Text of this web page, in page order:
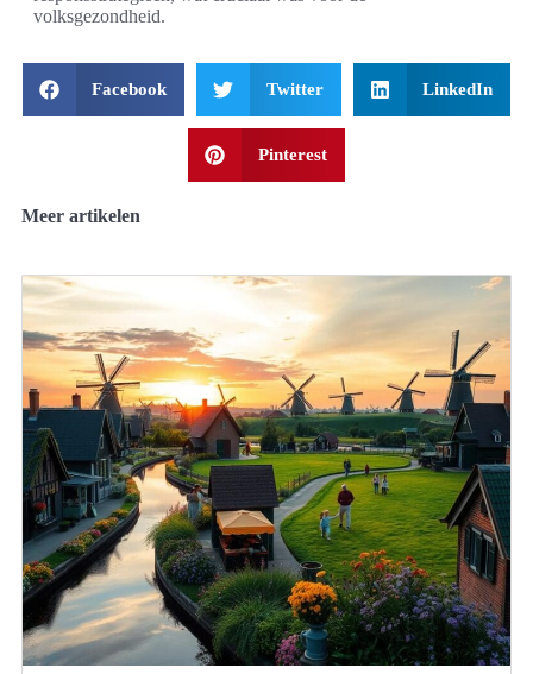
volksgezondheid.
Facebook Twitter LinkedIn
Pinterest
Meer artikelen